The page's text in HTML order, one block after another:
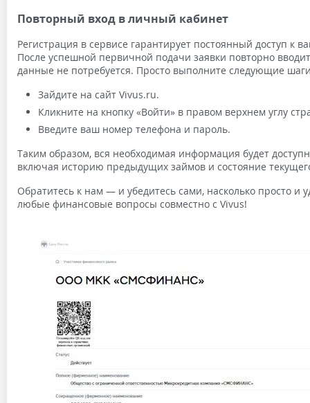
Повторный вход в личный кабинет
Регистрация в сервисе гарантирует постоянный доступ к
После успешной первичной подачи заявки повторно
данные не потребуется. Просто выполните следующие
Зайдите на сайт Vivus.ru.
Кликните на кнопку «Войти» в правом верхнем углу
Введите ваш номер телефона и пароль.
Таким образом, вся необходимая информация будет
включая историю предыдущих займов и состояние
Обратитесь к нам — и убедитесь сами, насколько просто и
любые финансовые вопросы совместно с Vivus!